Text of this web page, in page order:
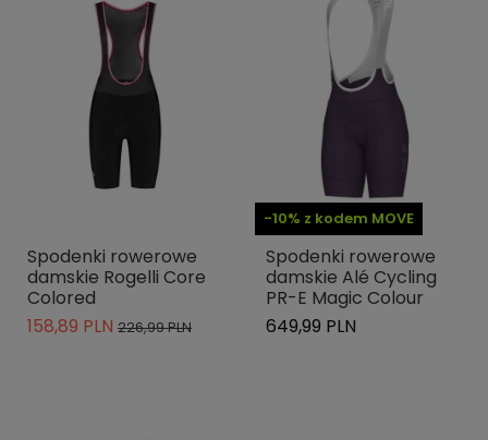
Spodenki rowerowe
damskie Rogelli Core
Colored
158,89 PLN 226,99 PLN
-10% z kodem MOVE
Spodenki rowerowe
damskie Alé Cycling
PR-E Magic Colour
649,99 PLN